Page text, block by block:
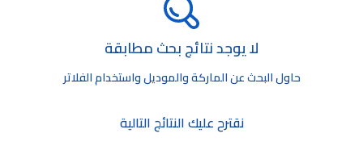
لا يوجد نتائج بحث مطابقة
حاول البحث عن الماركة والموديل واستخدام الفلاتر
نقترح عليك النتائج التالية